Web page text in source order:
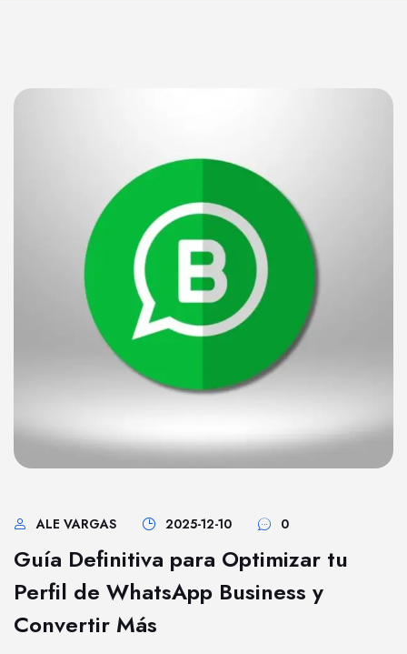
ALE VARGAS 2025-12-10 0
Guía Definitiva para Optimizar tu
Perfil de WhatsApp Business y
Convertir Más